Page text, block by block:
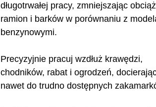
długotrwałej pracy, zmniejszając
ramion i barków w porównaniu z
benzynowymi.
Precyzyjnie pracuj wzdłuż krawędzi,
chodników, rabat i ogrodzeń,
nawet do trudno dostępnych